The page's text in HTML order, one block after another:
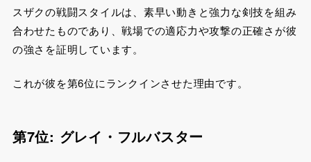
スザクの戦闘スタイルは、素早い動きと強力な剣技を組み
合わせたものであり、戦場での適応力や攻撃の正確さが彼
の強さを証明しています。
これが彼を第6位にランクインさせた理由です。
第7位: グレイ・フルバスター